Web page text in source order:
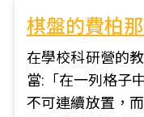
棋盤的費柏
在學校科研營的
當:「在一列格子
不可連續放置，